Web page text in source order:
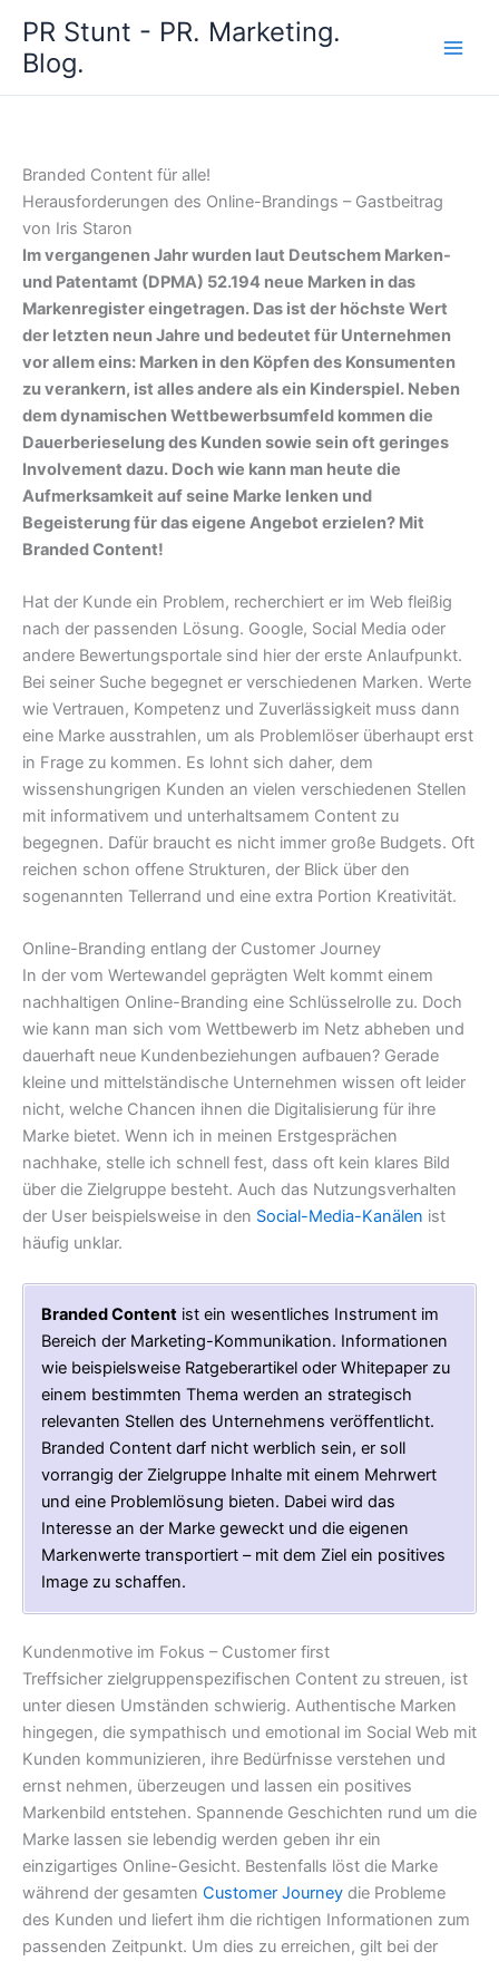
Inhalt
springen
PR Stunt - PR. Marketing.
Blog.
Branded Content für alle!
Herausforderungen des Online-Brandings – Gastbeitrag
von Iris Staron
Im vergangenen Jahr wurden laut Deutschem Marken-
und Patentamt (DPMA) 52.194 neue Marken in das
Markenregister eingetragen. Das ist der höchste Wert
der letzten neun Jahre und bedeutet für Unternehmen
vor allem eins: Marken in den Köpfen des Konsumenten
zu verankern, ist alles andere als ein Kinderspiel. Neben
dem dynamischen Wettbewerbsumfeld kommen die
Dauerberieselung des Kunden sowie sein oft geringes
Involvement dazu. Doch wie kann man heute die
Aufmerksamkeit auf seine Marke lenken und
Begeisterung für das eigene Angebot erzielen? Mit
Branded Content!
Hat der Kunde ein Problem, recherchiert er im Web fleißig
nach der passenden Lösung. Google, Social Media oder
andere Bewertungsportale sind hier der erste Anlaufpunkt.
Bei seiner Suche begegnet er verschiedenen Marken. Werte
wie Vertrauen, Kompetenz und Zuverlässigkeit muss dann
eine Marke ausstrahlen, um als Problemlöser überhaupt erst
in Frage zu kommen. Es lohnt sich daher, dem
wissenshungrigen Kunden an vielen verschiedenen Stellen
mit informativem und unterhaltsamem Content zu
begegnen. Dafür braucht es nicht immer große Budgets. Oft
reichen schon offene Strukturen, der Blick über den
sogenannten Tellerrand und eine extra Portion Kreativität.
Online-Branding entlang der Customer Journey
In der vom Wertewandel geprägten Welt kommt einem
nachhaltigen Online-Branding eine Schlüsselrolle zu. Doch
wie kann man sich vom Wettbewerb im Netz abheben und
dauerhaft neue Kundenbeziehungen aufbauen? Gerade
kleine und mittelständische Unternehmen wissen oft leider
nicht, welche Chancen ihnen die Digitalisierung für ihre
Marke bietet. Wenn ich in meinen Erstgesprächen
nachhake, stelle ich schnell fest, dass oft kein klares Bild
über die Zielgruppe besteht. Auch das Nutzungsverhalten
der User beispielsweise in den Social-Media-Kanälen ist
häufig unklar.
Branded Contentist ein wesentliches Instrument im
Bereich der Marketing-Kommunikation. Informationen
wie beispielsweise Ratgeberartikel oder Whitepaper zu
einem bestimmten Thema werden an strategisch
relevanten Stellen des Unternehmens veröffentlicht.
Branded Content darf nicht werblich sein, er soll
vorrangig der Zielgruppe Inhalte mit einem Mehrwert
und eine Problemlösung bieten. Dabei wird das
Interesse an der Marke geweckt und die eigenen
Markenwerte transportiert – mit dem Ziel ein positives
Image zu schaffen.
Kundenmotive im Fokus – Customer first
Treffsicher zielgruppenspezifischen Content zu streuen, ist
unter diesen Umständen schwierig. Authentische Marken
hingegen, die sympathisch und emotional im Social Web mit
Kunden kommunizieren, ihre Bedürfnisse verstehen und
ernst nehmen, überzeugen und lassen ein positives
Markenbild entstehen. Spannende Geschichten rund um die
Marke lassen sie lebendig werden geben ihr ein
einzigartiges Online-Gesicht. Bestenfalls löst die Marke
während der gesamten Customer Journey die Probleme
des Kunden und liefert ihm die richtigen Informationen zum
passenden Zeitpunkt. Um dies zu erreichen, gilt bei der